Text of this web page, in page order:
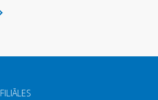
FILIĀLES